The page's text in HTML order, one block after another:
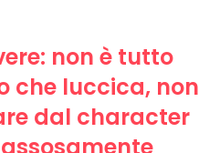
non è tutto
che luccica, non
dal character